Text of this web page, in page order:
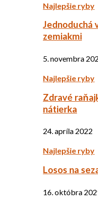
Najlepšie ryby
Jednoduchá
zemiakmi
5. novembra
Najlepšie ryby
Zdravé
nátierka
24. apríla 2022
Najlepšie ryby
Losos na
16. októbra